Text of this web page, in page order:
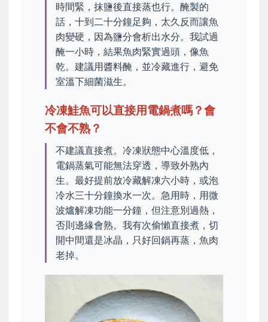
時間緊，抹鹽後直接蒸也行。醃製的
話，十到二十分鐘足夠，太久反而讓魚
肉變硬，因為鹽分會析出水分。我試過
醃一小時，結果魚肉緊實過頭，像魚
乾。建議用醬料醃，並冷藏進行，避免
室溫下細菌滋生。
冷凍鮭魚可以直接用電鍋煮嗎？會
不會不熟？
不建議直接煮。冷凍狀態中心溫度低，
電鍋蒸氣可能無法穿透，導致外熟內
生。最好提前放冷藏解凍六小時，或泡
冷水三十分鐘換水一次。急用時，用微
波爐解凍功能一分鐘，但注意別過熱，
否則邊緣會熟。我有次偷懶直接煮，切
開中間還是冰晶，只好回鍋再蒸，魚肉
老掉。